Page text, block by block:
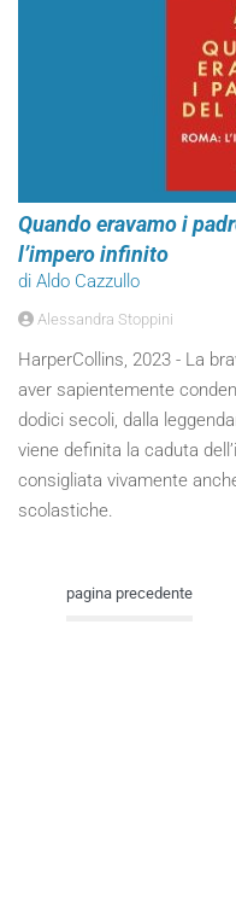
Quando eravamo i
l’impero infinito
di Aldo Cazzullo
Alessandra Stoppini
HarperCollins, 2023 - La
aver sapientemente
dodici secoli, dalla
viene definita la caduta
consigliata vivamente
scolastiche.
pagina precedente